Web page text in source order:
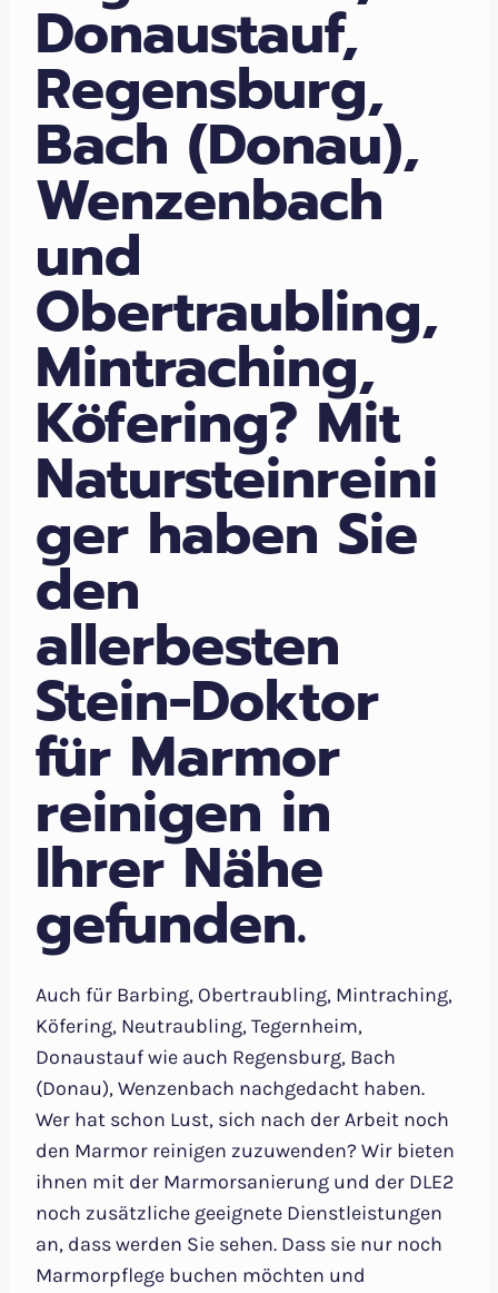
Donaustauf,
Regensburg,
Bach (Donau),
Wenzenbach
und
Obertraubling,
Mintraching,
Köfering? Mit
Natursteinreini
ger haben Sie
den
allerbesten
Stein-Doktor
für Marmor
reinigen in
Ihrer Nähe
gefunden.
Auch für Barbing, Obertraubling, Mintraching,
Köfering, Neutraubling, Tegernheim,
Donaustauf wie auch Regensburg, Bach
(Donau), Wenzenbach nachgedacht haben.
Wer hat schon Lust, sich nach der Arbeit noch
den Marmor reinigen zuzuwenden? Wir bieten
ihnen mit der Marmorsanierung und der DLE2
noch zusätzliche geeignete Dienstleistungen
an, dass werden Sie sehen. Dass sie nur noch
Marmorpflege buchen möchten und